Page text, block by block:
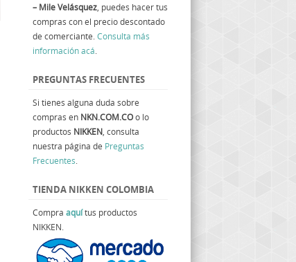
– Mile Velásquez, puedes hacer tus
compras con el precio descontado
de comerciante.Consulta más
información acá.
PREGUNTAS FRECUENTES
Si tienes alguna duda sobre
compras en NKN.COM.COo lo
productos NIKKEN, consulta
nuestra página de Preguntas
Frecuentes.
TIENDA NIKKEN COLOMBIA
Compra aquí tus productos
NIKKEN.